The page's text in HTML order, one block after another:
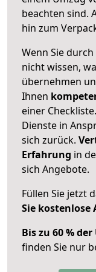
beachten sind.
hin zum
Wenn Sie
nicht wissen,
übernehmen
Ihnen
einer Checkliste.
Dienste in
sich zurück.
Erfahrung in
sich Angebote.
Füllen Sie jetzt
Sie kostenlose
Bis zu 60 %
finden Sie nur